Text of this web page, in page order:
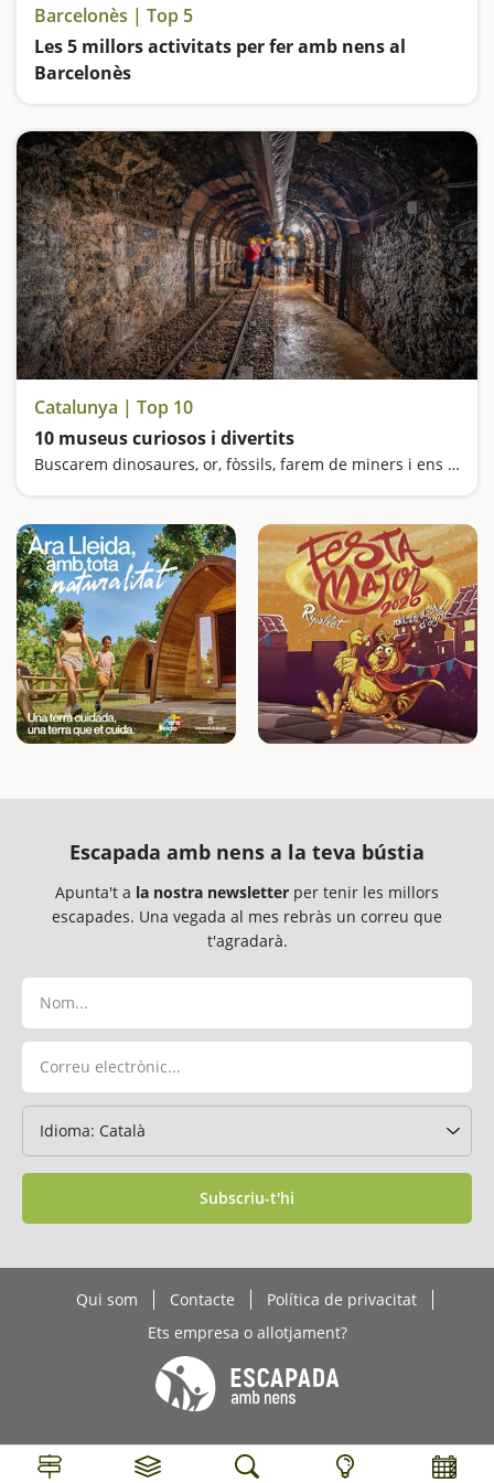
Barcelonès | Top 5
Les 5 millors activitats per fer amb nens al
Barcelonès
Catalunya | Top 10
10 museus curiosos i divertits
Buscarem dinosaures, or, fòssils, farem de miners i ens sentirem gegants
Escapada amb nens a la teva bústia
Apunta't a la nostra newsletter per tenir les millors
escapades. Una vegada al mes rebràs un correu que
t'agradarà.
Subscriu-t'hi
Qui som Contacte
Política de privacitat
Ets empresa o allotjament?